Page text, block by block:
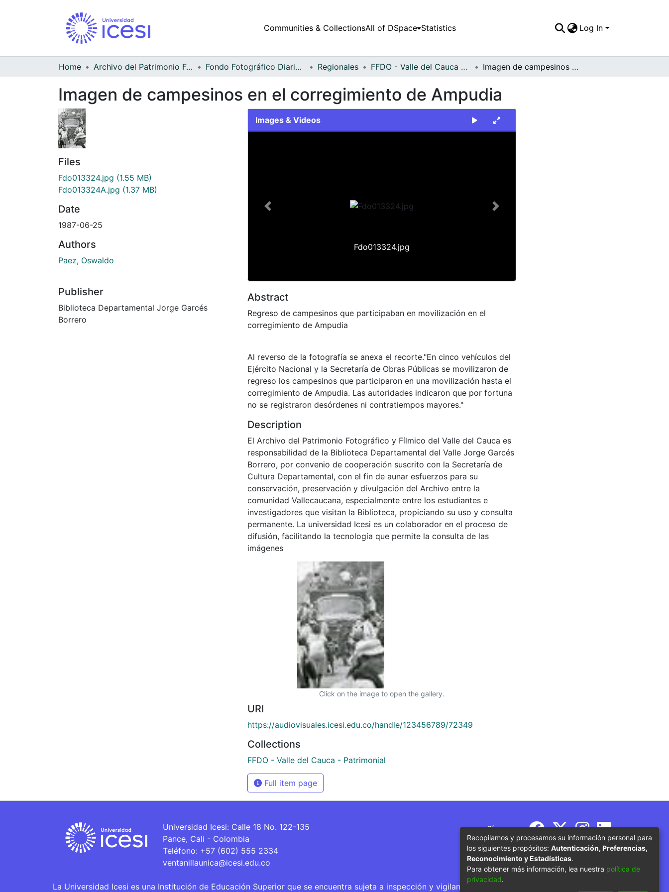
Communities & CollectionsAll of DSpace Statistics Log In
Home Archivo del Patrimonio Fotográfico y Fílmico del Valle del Cauca Fondo Fotográfico Diario Occidente Regionales FFDO - Valle del Cauca - Patrimonial Imagen de campesinos en el corregimiento de Ampudia
Imagen de campesinos en el corregimiento de Ampudia
Files
Fdo013324.jpg (1.55 MB)
Fdo013324A.jpg (1.37 MB)
Date
1987-06-25
Authors
Paez, Oswaldo
Publisher
Biblioteca Departamental Jorge Garcés
Borrero
Images & Videos
Fdo013324.jpg
Previous Next
Abstract
Regreso de campesinos que participaban en movilización en el
corregimiento de Ampudia
Al reverso de la fotografía se anexa el recorte."En cinco vehículos del
Ejército Nacional y la Secretaría de Obras Públicas se movilizaron de
regreso los campesinos que participaron en una movilización hasta el
corregimiento de Ampudia. Las autoridades indicaron que por fortuna
no se registraron desórdenes ni contratiempos mayores."
Description
El Archivo del Patrimonio Fotográfico y Fílmico del Valle del Cauca es
responsabilidad de la Biblioteca Departamental del Valle Jorge Garcés
Borrero, por convenio de cooperación suscrito con la Secretaría de
Cultura Departamental, con el fin de aunar esfuerzos para su
conservación, preservación y divulgación del Archivo entre la
comunidad Vallecaucana, especialmente entre los estudiantes e
investigadores que visitan la Biblioteca, propiciando su uso y consulta
permanente. La universidad Icesi es un colaborador en el proceso de
difusión, facilitando la tecnología que permite la consulta de las
imágenes
Click on the image to open the gallery.
URI
https://audiovisuales.icesi.edu.co/handle/123456789/72349
Collections
FFDO - Valle del Cauca - Patrimonial
Full item page
Universidad Icesi: Calle 18 No. 122-135
Pance, Cali - Colombia
Teléfono: +57 (602) 555 2334
ventanillaunica@icesi.edu.co
Síguenos
La Universidad Icesi es una Institución de Educación Superior que se encuentra sujeta a inspección y vigilancia por parte del Ministerio de Educación
Recopilamos y procesamos su información personal para
los siguientes propósitos: Autenticación, Preferencias,
Reconocimiento y Estadísticas.
Para obtener más información, lea nuestra política de
privacidad.